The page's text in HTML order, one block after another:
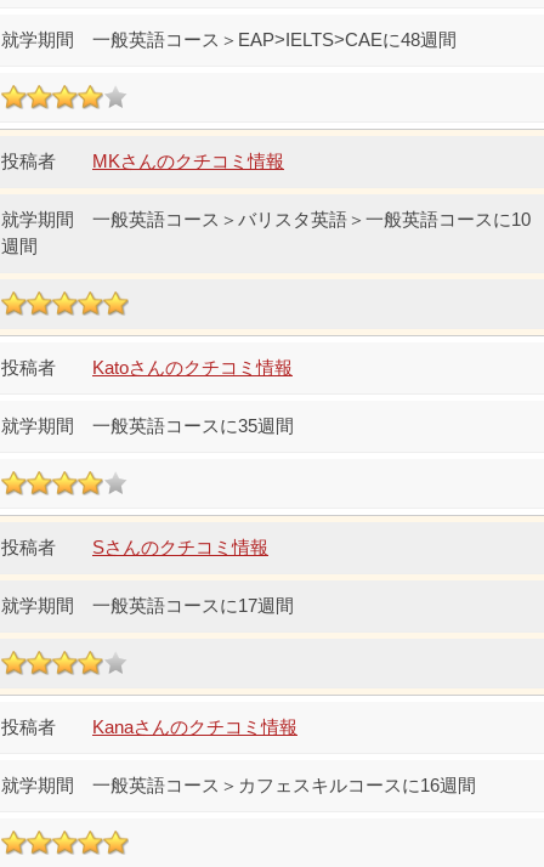
一般英語コース＞EAP>IELTS>CAEに48週間
MKさんのクチコミ情報
一般英語コース＞バリスタ英語＞一般英語コースに10
週間
Katoさんのクチコミ情報
一般英語コースに35週間
Sさんのクチコミ情報
一般英語コースに17週間
Kanaさんのクチコミ情報
一般英語コース＞カフェスキルコースに16週間